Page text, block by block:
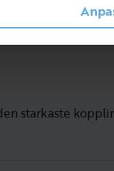
starkaste